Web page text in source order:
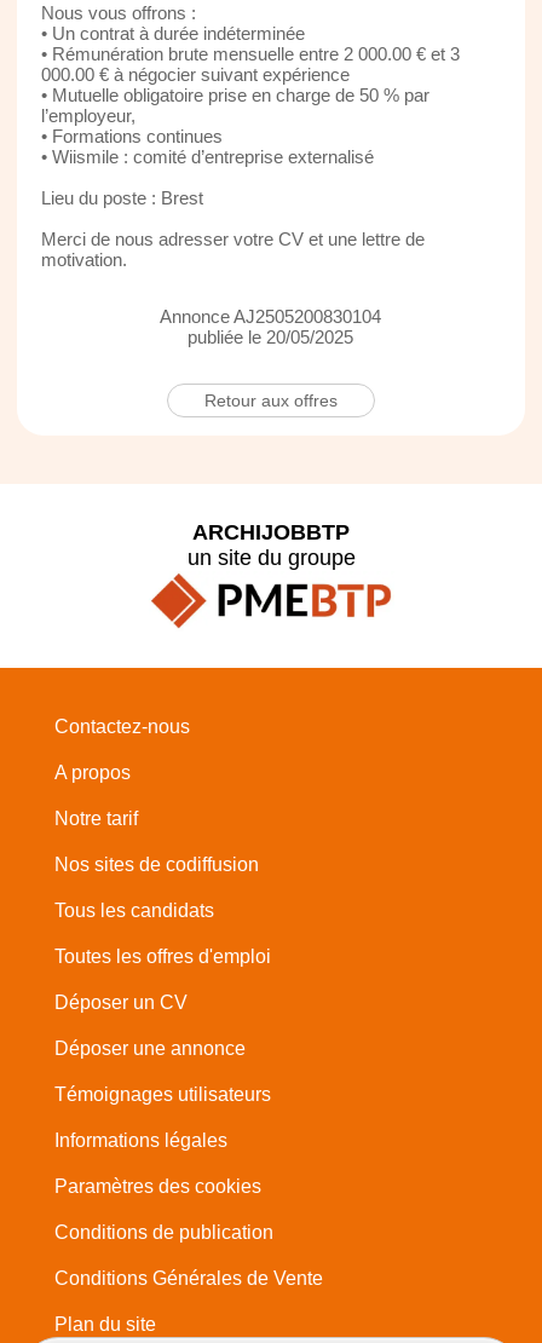
Nous vous offrons :
• Un contrat à durée indéterminée
• Rémunération brute mensuelle entre 2 000.00 € et 3
000.00 € à négocier suivant expérience
• Mutuelle obligatoire prise en charge de 50 % par
l’employeur,
• Formations continues
• Wiismile : comité d’entreprise externalisé
Lieu du poste : Brest
Merci de nous adresser votre CV et une lettre de
motivation.
Annonce AJ2505200830104
publiée le 20/05/2025
Retour aux offres
ARCHIJOBBTP
un site du groupe
Contactez-nous
A propos
Notre tarif
Nos sites de codiffusion
Tous les candidats
Toutes les offres d'emploi
Déposer un CV
Déposer une annonce
Témoignages utilisateurs
Informations légales
Paramètres des cookies
Conditions de publication
Conditions Générales de Vente
Plan du site